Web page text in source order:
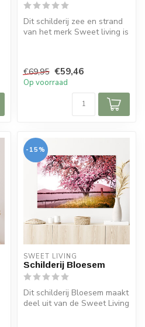
Dit schilderij zee en strand
van het merk Sweet living is
€69,95 €59,46
Op voorraad
-15%
SWEET LIVING
Schilderij Bloesem
Dit schilderij Bloesem maakt
deel uit van de Sweet Living